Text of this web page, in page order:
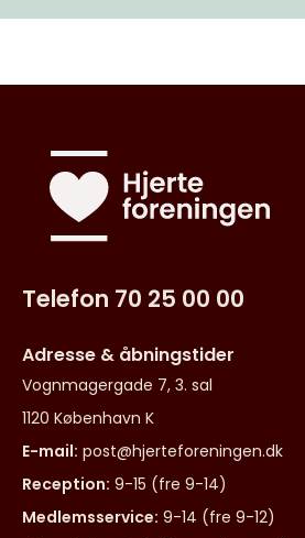
Telefon 70 25 00 00
Adresse & åbningstider
Vognmagergade 7, 3. sal
1120 København K
E-mail: post@hjerteforeningen.dk
Reception: 9-15 (fre 9-14)
Medlemsservice: 9-14 (fre 9-12)